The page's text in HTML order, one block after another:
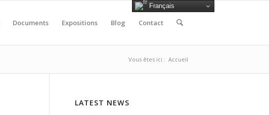
Documents Expositions Blog Contact
Vous êtes ici : Accueil
LATEST NEWS
Français